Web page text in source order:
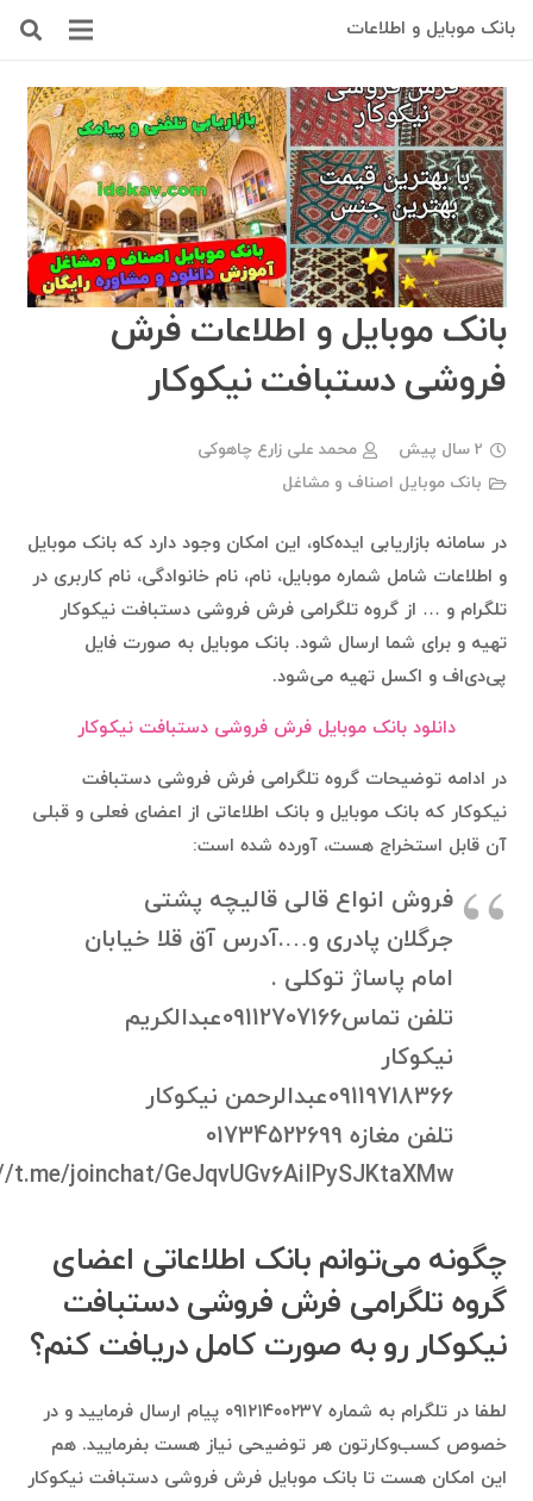
بانک موبایل و اطلاعات
بانک موبایل و اطلاعات فرش
فروشی دستبافت نیکوکار
2 سال پیش
محمد علی زارع چاهوکی
بانک موبایل اصناف و مشاغل
در سامانه بازاریابی ایده‌کاو، این امکان وجود دارد که بانک موبایل
و اطلاعات شامل شماره موبایل، نام، نام خانوادگی، نام کاربری در
تلگرام و … از گروه تلگرامی فرش فروشی دستبافت نیکوکار
تهیه و برای شما ارسال شود. بانک موبایل به صورت فایل
پی‌دی‌اف و اکسل تهیه می‌شود.
دانلود بانک موبایل فرش فروشی دستبافت نیکوکار
در ادامه توضیحات گروه تلگرامی فرش فروشی دستبافت
نیکوکار که بانک موبایل و بانک اطلاعاتی از اعضای فعلی و قبلی
آن قابل استخراج هست، آورده شده است:
فروش انواع قالی قالیچه پشتی
جرگلان پادری و….آدرس آق قلا خیابان
امام پاساژ توکلی .
تلفن تماس09112707166عبدالکریم
نیکوکار
09119718366عبدالرحمن نیکوکار
تلفن مغازه 01734522699
joinchat/GeJqvUGv6AiIPySJKtaXMw
چگونه می‌توانم بانک اطلاعاتی اعضای
گروه تلگرامی فرش فروشی دستبافت
نیکوکار رو به صورت کامل دریافت کنم؟
لطفا در تلگرام به شماره ۰۹۱۲۱۴۰۰۲۳۷ پیام ارسال فرمایید و در
خصوص کسب‌وکارتون هر توضیحی نیاز هست بفرمایید. هم
این امکان هست تا بانک موبایل فرش فروشی دستبافت نیکوکار